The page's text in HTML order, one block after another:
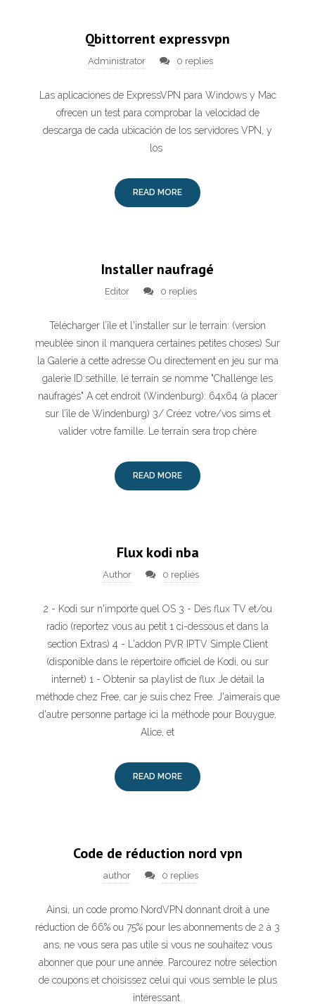
Qbittorrent expressvpn
Administrator 0 replies
Las aplicaciones de ExpressVPN para Windows y Mac
ofrecen un test para comprobar la velocidad de
descarga de cada ubicación de los servidores VPN, y
los
READ MORE
Installer naufragé
Editor 0 replies
Télécharger l’île et l'installer sur le terrain: (version
meublée sinon il manquera certaines petites choses) Sur
la Galerie à cette adresse Ou directement en jeu sur ma
galerie ID:sethille, le terrain se nomme "Challenge les
naufragés" A cet endroit (Windenburg): 64x64 (à placer
sur l’île de Windenburg) 3/ Créez votre/vos sims et
valider votre famille. Le terrain sera trop chère
READ MORE
Flux kodi nba
Author 0 replies
2 - Kodi sur n'importe quel OS 3 - Des flux TV et/ou
radio (reportez vous au petit 1 ci-dessous et dans la
section Extras) 4 - L'addon PVR IPTV Simple Client
(disponible dans le répertoire officiel de Kodi, ou sur
internet) 1 - Obtenir sa playlist de flux Je détail la
méthode chez Free, car je suis chez Free. J'aimerais que
d'autre personne partage ici la méthode pour Bouygue,
Alice, et
READ MORE
Code de réduction nord vpn
author 0 replies
Ainsi, un code promo NordVPN donnant droit à une
réduction de 66% ou 75% pour les abonnements de 2 à 3
ans, ne vous sera pas utile si vous ne souhaitez vous
abonner que pour une année. Parcourez notre sélection
de coupons et choisissez celui qui vous semble le plus
intéressant.